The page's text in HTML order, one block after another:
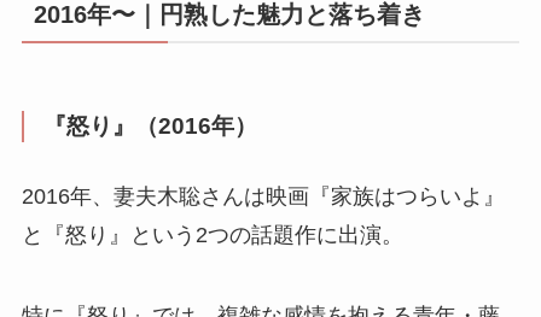
2016年〜｜円熟した魅力と落ち着き
『怒り』（2016年）
2016年、妻夫木聡さんは映画『家族はつらいよ』
と『怒り』という2つの話題作に出演。